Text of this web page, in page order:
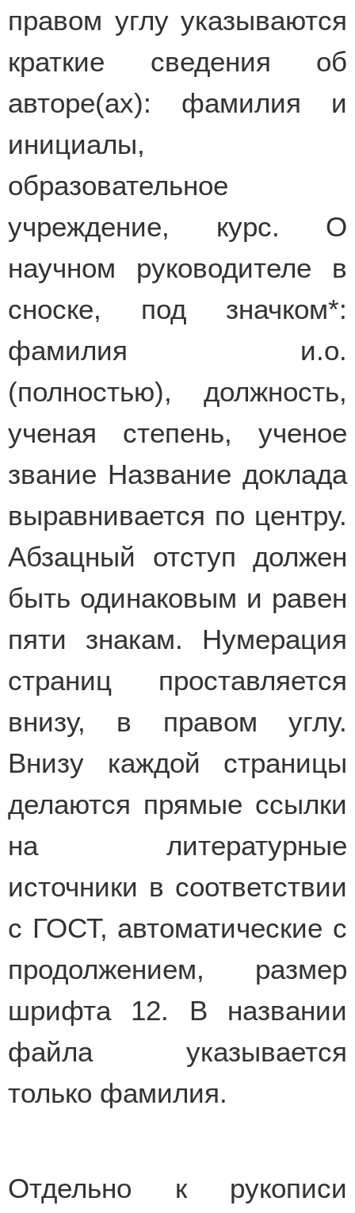
правом углу указываются
краткие сведения об
авторе(ах): фамилия и
инициалы,
образовательное
учреждение, курс. О
научном руководителе в
сноске, под значком*:
фамилия и.о.
(полностью), должность,
ученая степень, ученое
звание Название доклада
выравнивается по центру.
Абзацный отступ должен
быть одинаковым и равен
пяти знакам. Нумерация
страниц проставляется
внизу, в правом углу.
Внизу каждой страницы
делаются прямые ссылки
на литературные
источники в соответствии
с ГОСТ, автоматические с
продолжением, размер
шрифта 12. В названии
файла указывается
только фамилия.
Отдельно к рукописи